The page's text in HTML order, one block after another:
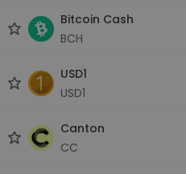
Bitcoin Cash
BCH
USD1
USD1
Canton
CC